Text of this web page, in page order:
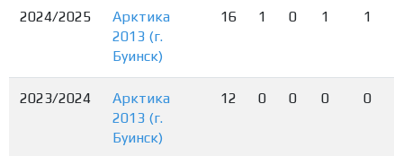
2024/2025
Арктика
2013 (г.
Буинск)
16 1 0 1 1
2023/2024
Арктика
2013 (г.
Буинск)
12 0 0 0 0